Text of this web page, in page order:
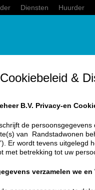
Diensten Huurder
&
B.V. Privacy-en
de
van Randstadwonen
Er wordt tevens uitgelegd
met betrekking tot uw
verzamelen we en